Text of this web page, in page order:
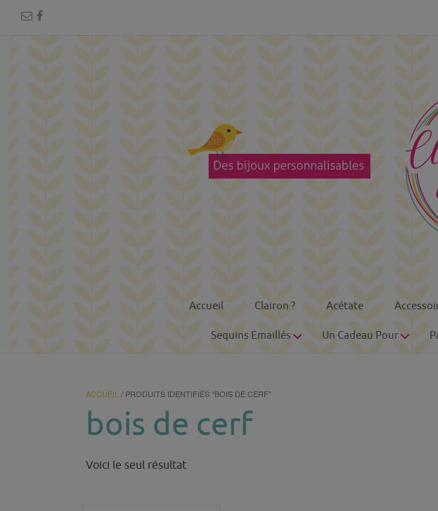
Accueil Clairon ? Acétate
Sequins Emaillés Un Cadeau Pour
ACCUEIL / PRODUITS IDENTIFIÉS “BOIS DE CERF”
bois de cerf
Voici le seul résultat